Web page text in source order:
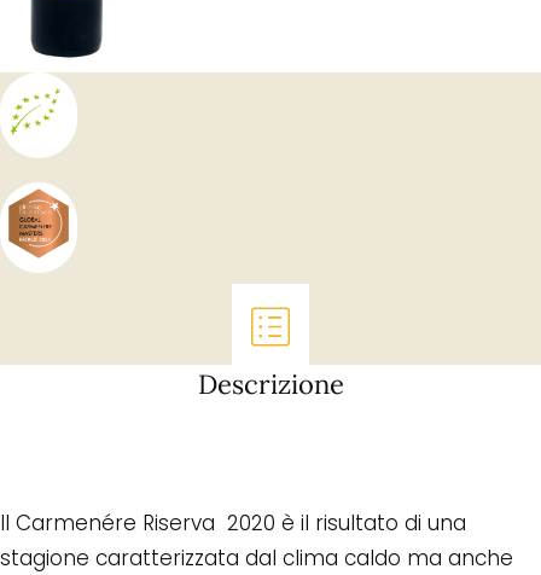
Descrizione
Il Carmenére Riserva 2020 è il risultato di una
stagione caratterizzata dal clima caldo ma anche